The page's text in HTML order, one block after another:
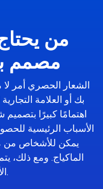
من
مصمم
الشعار الحصري أمر لا
بك أو العلامة
اهتمامًا كبيرًا
الأسباب الرئيسية
يمكن للأشخاص من
الماكياج. ومع ذلك،
الأشخاص/الصناعات.